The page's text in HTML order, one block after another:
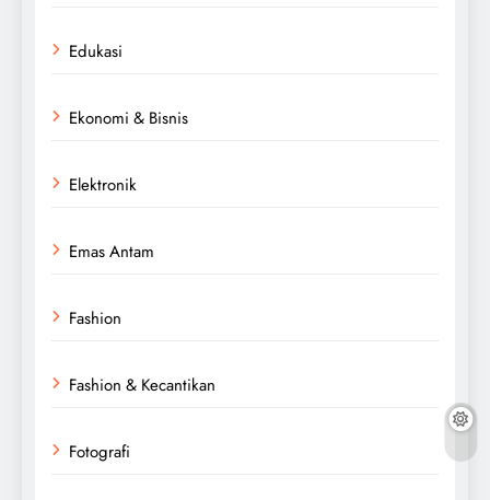
Edukasi
Ekonomi & Bisnis
Elektronik
Emas Antam
Fashion
Fashion & Kecantikan
Fotografi